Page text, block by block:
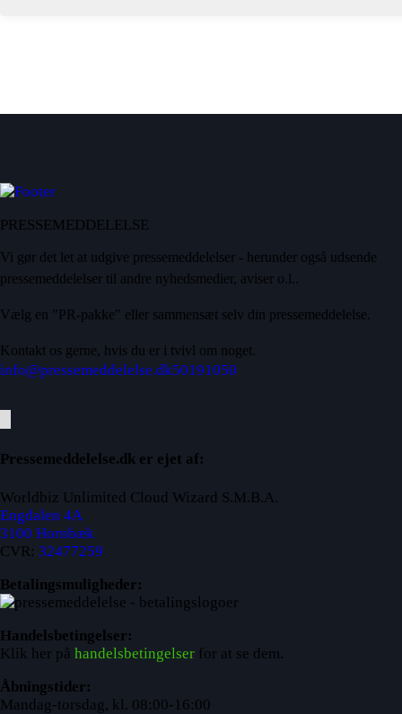
PRESSEMEDDELELSE
Vi gør det let at udgive pressemeddelelser - herunder også udsende
pressemeddelelser til andre nyhedsmedier, aviser o.l..
Vælg en "PR-pakke" eller sammensæt selv din pressemeddelelse.
Kontakt os gerne, hvis du er i tvivl om noget.
info@pressemeddelelse.dk50191050
Pressemeddelelse.dk er ejet af:
Worldbiz Unlimited Cloud Wizard S.M.B.A.
Engdalen 4A
3100 Hornbæk
CVR: 32477259
Betalingsmuligheder:
Handelsbetingelser:
Klik her på handelsbetingelser for at se dem.
Åbningstider:
Mandag-torsdag, kl. 08:00-16:00